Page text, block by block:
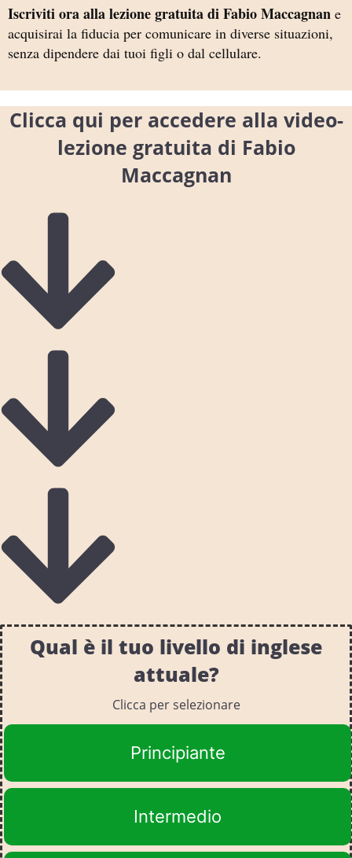
Iscriviti ora alla lezione gratuita di Fabio Maccagnan e
acquisirai la fiducia per comunicare in diverse situazioni,
senza dipendere dai tuoi figli o dal cellulare.
Clicca qui per accedere alla video-
lezione gratuita di Fabio
Maccagnan
Qual è il tuo livello di inglese
attuale?
Clicca per selezionare
Principiante
Intermedio